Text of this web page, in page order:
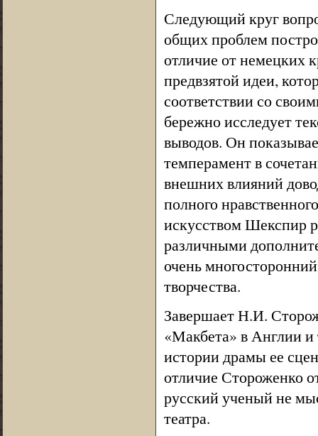
Следующий круг
общих проблем
отличие от немецких
предвзятой идеи,
соответствии со
бережно исследует
выводов. Он
темперамент в
внешних влияний
полного
искусством Шекспир
различными
очень
творчества.
Завершает Н.И.
«Макбета» в Англии и
истории драмы ее
отличие Стороженко
русский ученый не
театра.